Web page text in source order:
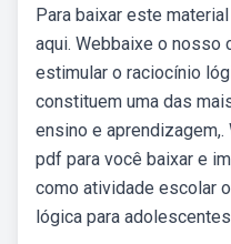
Para baixar este
aqui. Webbaixe o nosso
estimular o raciocínio
constituem uma das
ensino e
pdf para você baixar e
como atividade escolar
lógica para